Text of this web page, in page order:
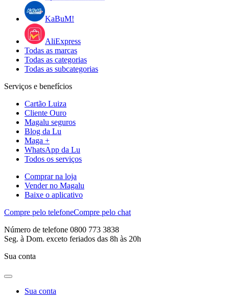
KaBuM!
AliExpress
Todas as marcas
Todas as categorias
Todas as subcategorias
Serviços e benefícios
Cartão Luiza
Cliente Ouro
Magalu seguros
Blog da Lu
Maga +
WhatsApp da Lu
Todos os serviços
Comprar na loja
Vender no Magalu
Baixe o aplicativo
Compre pelo telefoneCompre pelo chat
Número de telefone 0800 773 3838
Seg. à Dom. exceto feriados das 8h às 20h
Sua conta
Sua conta